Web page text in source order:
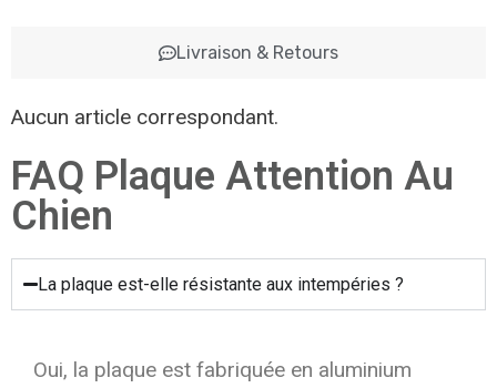
Livraison & Retours
Aucun article correspondant.
FAQ Plaque Attention Au
Chien
La plaque est-elle résistante aux intempéries ?
Oui, la plaque est fabriquée en aluminium